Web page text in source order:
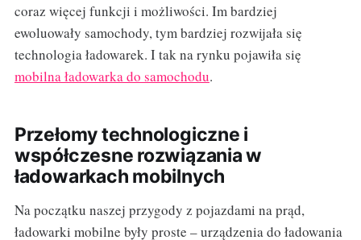
coraz więcej funkcji i możliwości. Im bardziej
ewoluowały samochody, tym bardziej rozwijała się
technologia ładowarek. I tak na rynku pojawiła się
mobilna ładowarka do samochodu.
Przełomy technologiczne i
współczesne rozwiązania w
ładowarkach mobilnych
Na początku naszej przygody z pojazdami na prąd,
ładowarki mobilne były proste – urządzenia do ładowania